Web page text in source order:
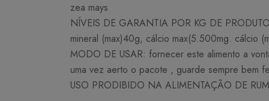
zea mays
NÍVEIS DE GARANTIA POR KG DE
mineral (max)40g, cálcio max(5.500mg. cálcio
MODO DE USAR: fornecer este alimento a
uma vez aerto o pacote , guarde sempre bem
USO PRODIBIDO NA ALIMENTAÇÃO DE